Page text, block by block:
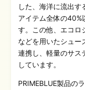
した、海洋に流出す
アイテム全体の40%
す。この他、エコロ
などを用いたシュー
連携し、軽量のサス
しています。
PRIMEBLUE製品の